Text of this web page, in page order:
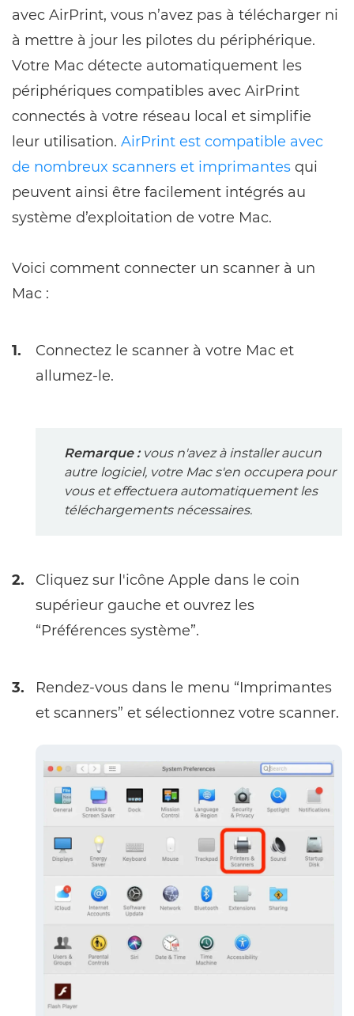
avec AirPrint, vous n’avez pas à télécharger ni
à mettre à jour les pilotes du périphérique.
Votre Mac détecte automatiquement les
périphériques compatibles avec AirPrint
connectés à votre réseau local et simplifie
leur utilisation. AirPrint est compatible avec
de nombreux scanners et imprimantes qui
peuvent ainsi être facilement intégrés au
système d’exploitation de votre Mac.
Voici comment connecter un scanner à un
Mac :
1.
Connectez le scanner à votre Mac et
allumez-le.
Remarque :vous n'avez à installer aucun
autre logiciel, votre Mac s'en occupera pour
vous et effectuera automatiquement les
téléchargements nécessaires.
2.
Cliquez sur l'icône Apple dans le coin
supérieur gauche et ouvrez les
“Préférences système”.
3.
Rendez-vous dans le menu “Imprimantes
et scanners” et sélectionnez votre scanner.